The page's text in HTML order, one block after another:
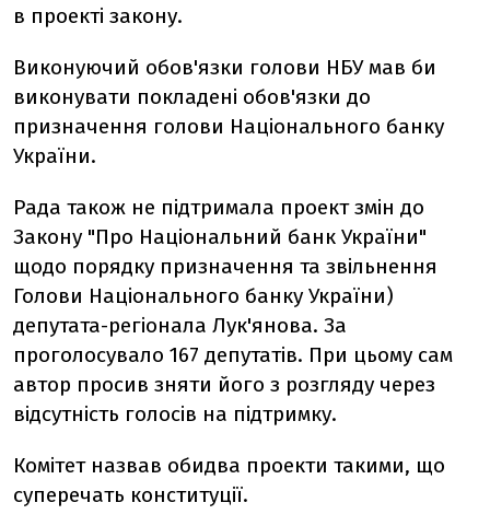
в проекті закону.
Виконуючий обов'язки голови НБУ мав би
виконувати покладені обов'язки до
призначення голови Національного банку
України.
Рада також не підтримала проект змін до
Закону "Про Національний банк України"
щодо порядку призначення та звільнення
Голови Національного банку України)
депутата-регіонала Лук'янова. За
проголосувало 167 депутатів. При цьому сам
автор просив зняти його з розгляду через
відсутність голосів на підтримку.
Комітет назвав обидва проекти такими, що
суперечать конституції.